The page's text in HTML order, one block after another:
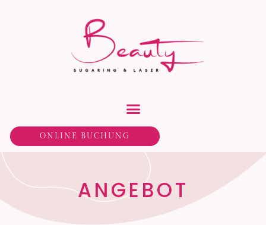
ONLINE BUCHUNG
ANGEBOT